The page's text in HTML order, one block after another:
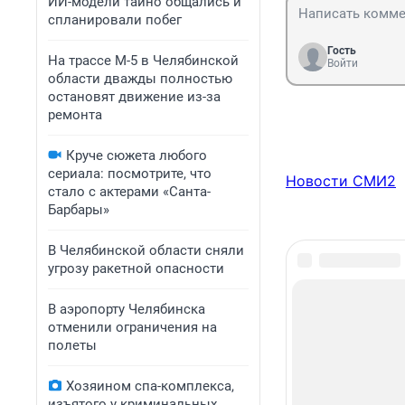
спланировали побег
На трассе М-5 в Челябинской
области дважды полностью
остановят движение из-за
ремонта
Круче сюжета любого
сериала: посмотрите, что
стало с актерами «Санта-
Барбары»
В Челябинской области сняли
угрозу ракетной опасности
В аэропорту Челябинска
отменили ограничения на
полеты
Хозяином спа-комплекса,
Гость
Войти
Новости СМИ2